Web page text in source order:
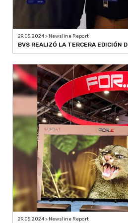
29.05.2024 > Newsline Report
BVS REALIZÓ LA TERCERA EDICIÓN
29.05.2024 > Newsline Report